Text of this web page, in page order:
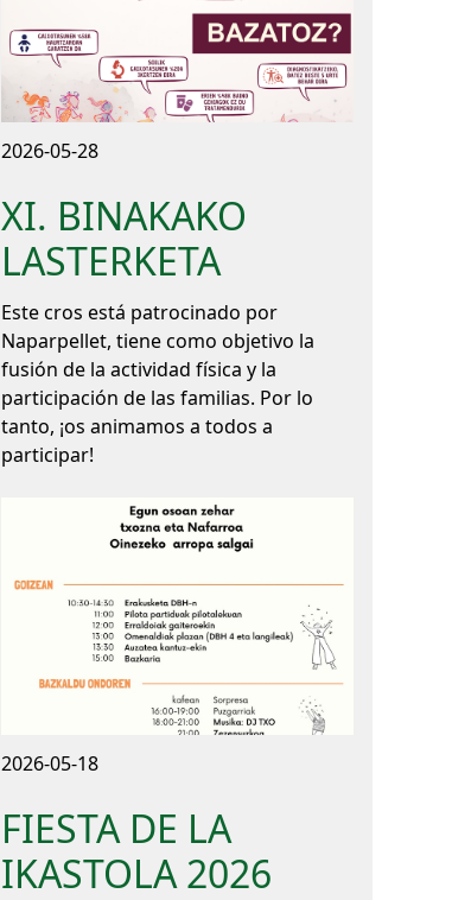
2026-05-28
XI. BINAKAKO
LASTERKETA
Este cros está patrocinado por
Naparpellet, tiene como objetivo la
fusión de la actividad física y la
participación de las familias. Por lo
tanto, ¡os animamos a todos a
participar!
2026-05-18
FIESTA DE LA
IKASTOLA 2026